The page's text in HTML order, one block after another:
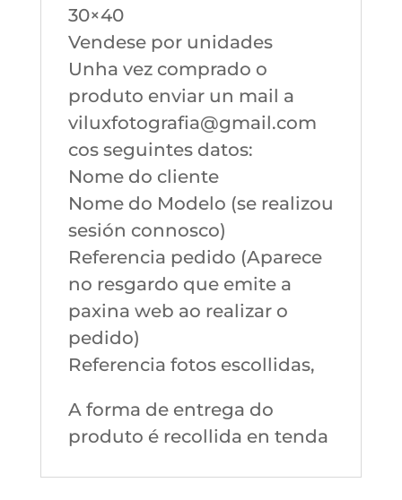
30×40
Vendese por unidades
Unha vez comprado o
produto enviar un mail a
viluxfotografia@gmail.com
cos seguintes datos:
Nome do cliente
Nome do Modelo (se realizou
sesión connosco)
Referencia pedido (Aparece
no resgardo que emite a
paxina web ao realizar o
pedido)
Referencia fotos escollidas,
A forma de entrega do
produto é recollida en tenda